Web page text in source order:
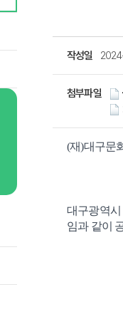
작성일
첨부파일
(재)대구문
대구광역
임과 같이